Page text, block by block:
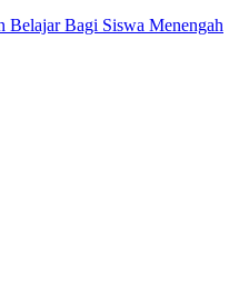
Belajar Bagi Siswa Menengah